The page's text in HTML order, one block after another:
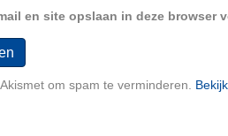
en site opslaan in deze browser
om spam te verminderen.